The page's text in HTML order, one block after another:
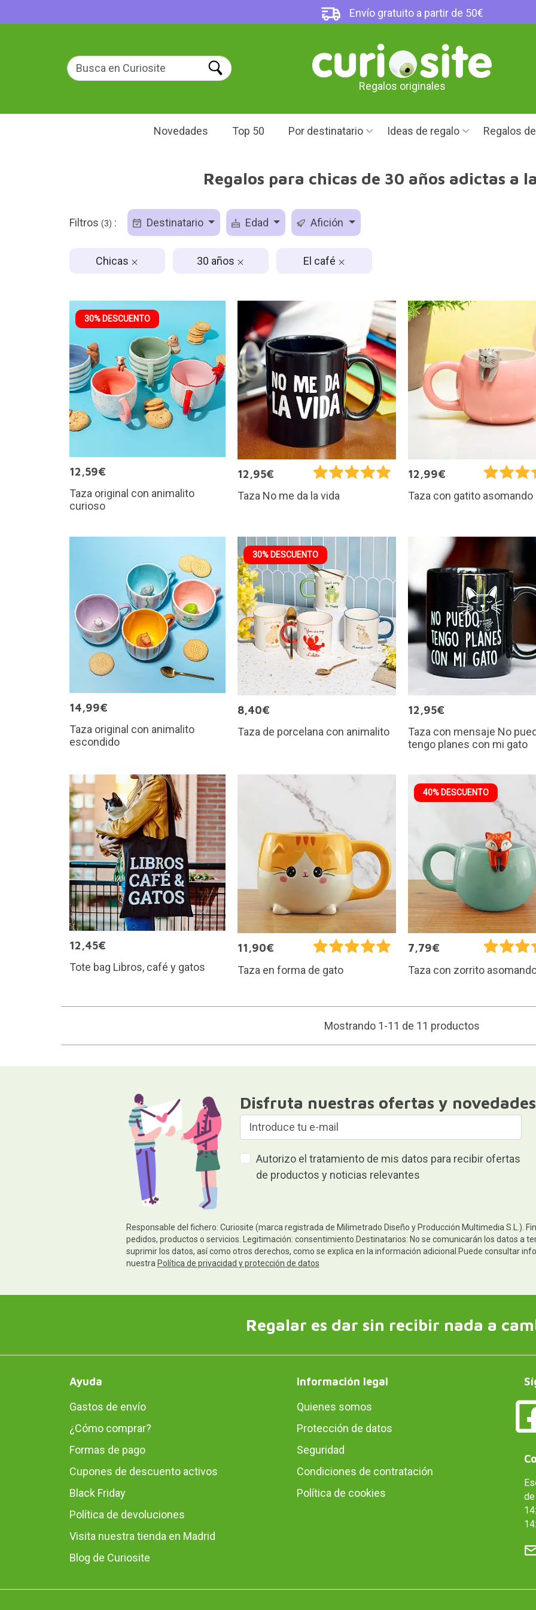
Envío gratuito a partir de 50€
Regalos originales
Novedades Top 50 Por destinatario Ideas de regalo Regalos
Regalos para chicas de 30 años adictas a
Filtros (3) : Destinatario Edad Afición
Chicas 30 años El café
30% DESCUENTO
12,59€
Taza original con animalito
curioso
12,95€
Taza No me da la vida
12,99€
Taza con gatito asomando
14,99€
Taza original con animalito
escondido
30% DESCUENTO
8,40€
Taza de porcelana con animalito
12,95€
Taza con mensaje No
tengo planes con mi gato
12,45€
Tote bag Libros, café y gatos
11,90€
Taza en forma de gato
40% DESCUENTO
7,79€
Taza con zorrito
Mostrando 1-11 de 11 productos
Disfruta nuestras ofertas y novedades
Autorizo el tratamiento de mis datos para recibir ofertas
de productos y noticias relevantes
Responsable del fichero: Curiosite (marca registrada de Milimetrado Diseño y Producción Multimedia S.L.).
pedidos, productos o servicios. Legitimación: consentimiento.Destinatarios: No se comunicarán los datos a
suprimir los datos, así como otros derechos, como se explica en la información adicional.Puede consultar
nuestra Política de privacidad y protección de datos
Regalar es dar sin recibir nada a
Ayuda
Gastos de envío
¿Cómo comprar?
Formas de pago
Cupones de descuento activos
Black Friday
Política de devoluciones
Visita nuestra tienda en Madrid
Blog de Curiosite
Información legal
Quienes somos
Protección de datos
Seguridad
Condiciones de contratación
Política de cookies